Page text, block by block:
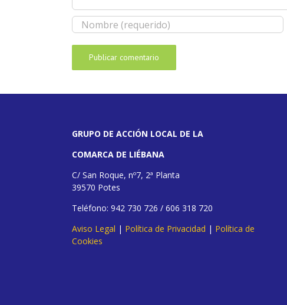
GRUPO DE ACCIÓN LOCAL DE LA
COMARCA DE LIÉBANA
C/ San Roque, nº7, 2ª Planta
39570 Potes
Teléfono: 942 730 726 / 606 318 720
Aviso Legal | Política de Privacidad | Política de
Cookies